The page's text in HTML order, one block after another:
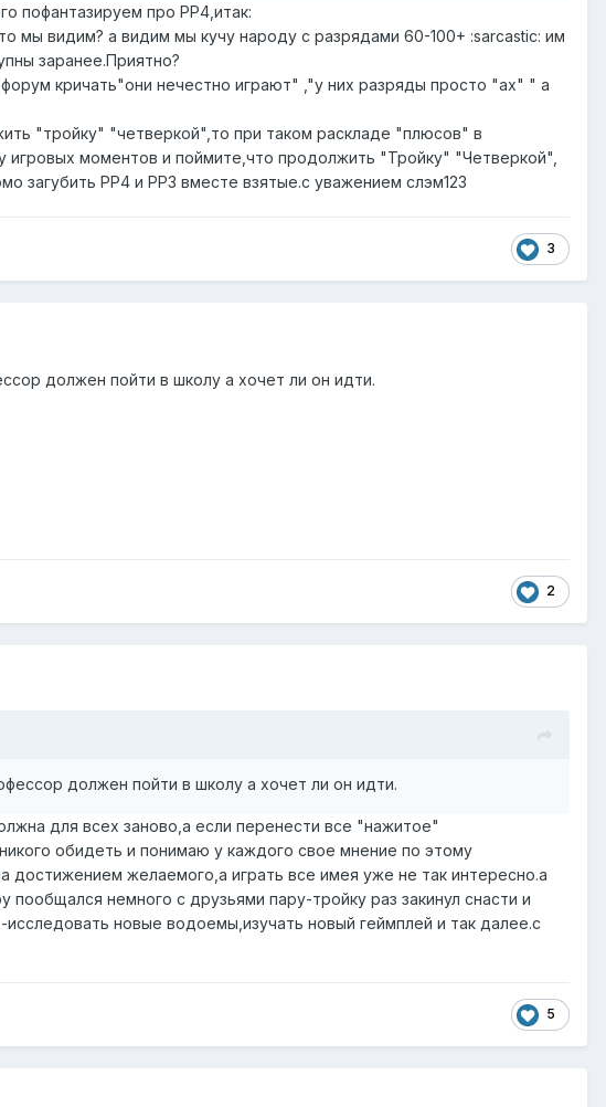
пофантазируем про РР4,итак:
мы видим? а видим мы кучу народу с разрядами 60-100+ :sarcastic: им
заранее.Приятно?
кричать"они нечестно играют" ,"у них разряды просто "ах" " а
"тройку" "четверкой",то при таком раскладе "плюсов" в
моментов и поймите,что продолжить "Тройку" "Четверкой",
загубить РР4 и РР3 вместе взятые.с уважением слэм123
3
должен пойти в школу а хочет ли он идти.
2
должен пойти в школу а хочет ли он идти.
для всех заново,а если перенести все "нажитое"
обидеть и понимаю у каждого свое мнение по этому
желаемого,а играть все имея уже не так интересно.а
пообщался немного с друзьями пару-тройку раз закинул снасти и
новые водоемы,изучать новый геймплей и так далее.с
5